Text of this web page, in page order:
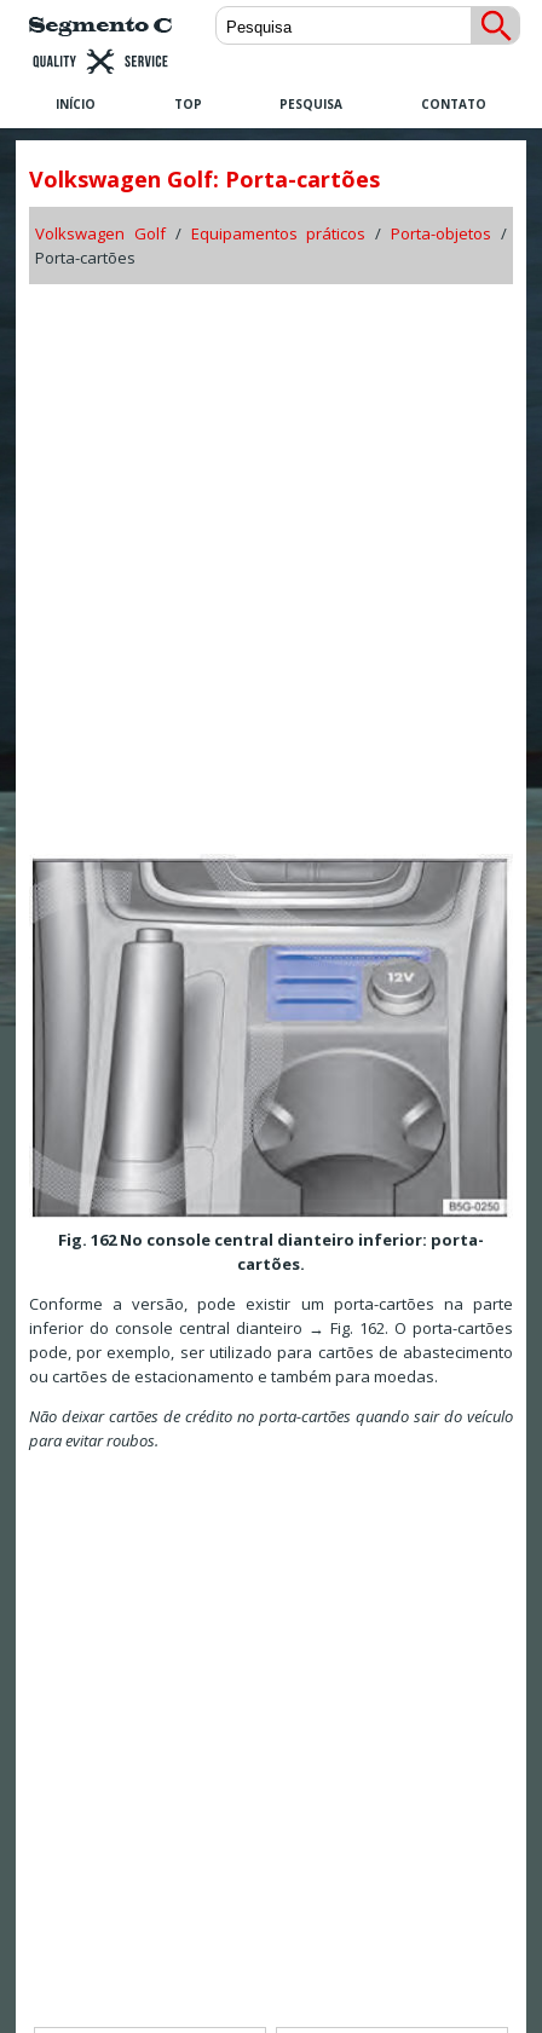
INÍCIO TOP PESQUISA CONTATO
Volkswagen Golf: Porta-cartões
Volkswagen Golf/ Equipamentos práticos /Porta-objetos /
Porta-cartões
Fig. 162 No console central dianteiro inferior: porta-
cartões.
Conforme a versão, pode existir um porta-cartões na parte
inferior do console central dianteiro → Fig. 162. O porta-cartões
pode, por exemplo, ser utilizado para cartões de abastecimento
ou cartões de estacionamento e também para moedas.
Não deixar cartões de crédito no porta-cartões quando sair do veículo
para evitar roubos.